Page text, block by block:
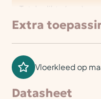
Totale dikte (mm)
Extra
Vloerkleed op
Datasheet